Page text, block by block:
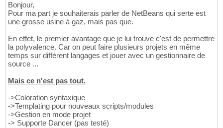
Bonjour,
Pour ma part je souhaiterais parler de NetBeans qui serte est
une grosse usine à gaz, mais pas que.
En effet, le premier avantage que je lui trouve c'est de permettre
la polyvalence. Car on peut faire plusieurs projets en même
temps sur différent langages et jouer avec un gestionnaire de
source ...
Mais ce n'est pas tout.
->Coloration syntaxique
->Templating pour nouveaux scripts/modules
->Gestion en mode projet
-> Supporte Dancer (pas testé)